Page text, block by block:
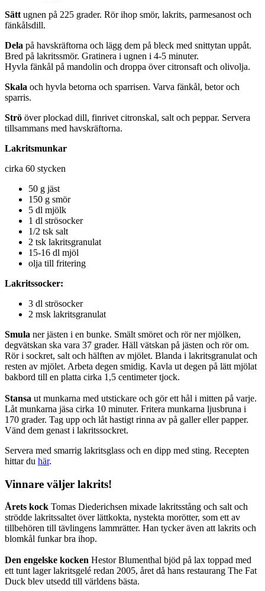
Sätt ugnen på 225 grader. Rör ihop smör, lakrits, parmesanost och
fänkålsdill.
Dela på havskräftorna och lägg dem på bleck med snittytan uppåt.
Bred på lakritssmör. Gratinera i ugnen i 4-5 minuter.
Hyvla fänkål på mandolin och droppa över citronsaft och olivolja.
Skala och hyvla betorna och sparrisen. Varva fänkål, betor och
sparris.
Strö över plockad dill, finrivet citronskal, salt och peppar. Servera
tillsammans med havskräftorna.
Lakritsmunkar
cirka 60 stycken
50 g jäst
150 g smör
5 dl mjölk
1 dl strösocker
1/2 tsk salt
2 tsk lakritsgranulat
15-16 dl mjöl
olja till fritering
Lakritssocker:
3 dl strösocker
2 msk lakritsgranulat
Smula ner jästen i en bunke. Smält smöret och rör ner mjölken,
degvätskan ska vara 37 grader. Häll vätskan på jästen och rör om.
Rör i sockret, salt och hälften av mjölet. Blanda i lakritsgranulat och
resten av mjölet. Arbeta degen smidig. Kavla ut degen på lätt mjölat
bakbord till en platta cirka 1,5 centimeter tjock.
Stansa ut munkarna med utstickare och gör ett hål i mitten på varje.
Låt munkarna jäsa cirka 10 minuter. Fritera munkarna ljusbruna i
170 grader. Tag upp och låt hastigt rinna av på galler eller papper.
Vänd dem genast i lakritssockret.
Servera med smarrig lakritsglass och en dipp med sting. Recepten
hittar du här.
Vinnare väljer lakrits!
Årets kock Tomas Diederichsen mixade lakritsstång och salt och
strödde lakritssaltet över lättkokta, nystekta morötter, som ett av
tillbehören till tävlingens lammrätter. Han tycker även att lakrits och
blomkål funkar bra ihop.
Den engelske kocken Hestor Blumenthal bjöd på lax toppad med
ett tunt lager lakritsgelé redan 2005, året då hans restaurang The Fat
Duck blev utsedd till världens bästa.